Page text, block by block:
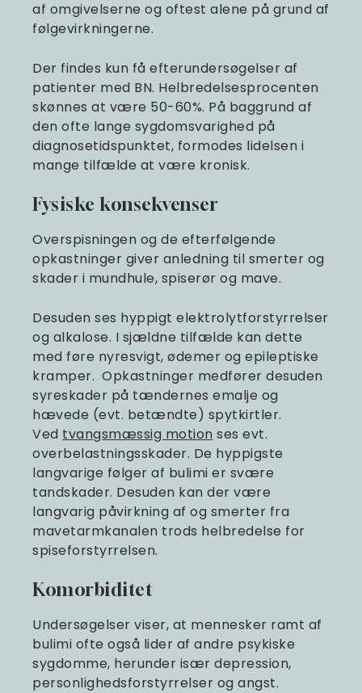
af omgivelserne og oftest alene på grund af
følgevirkningerne.
Der findes kun få efterundersøgelser af
patienter med BN. Helbredelsesprocenten
skønnes at være 50-60%. På baggrund af
den ofte lange sygdomsvarighed på
diagnosetidspunktet, formodes lidelsen i
mange tilfælde at være kronisk.
Fysiske konsekvenser
Overspisningen og de efterfølgende
opkastninger giver anledning til smerter og
skader i mundhule, spiserør og mave.
Desuden ses hyppigt elektrolytforstyrrelser
og alkalose. I sjældne tilfælde kan dette
med føre nyresvigt, ødemer og epileptiske
kramper. Opkastninger medfører desuden
syreskader på tændernes emalje og
hævede (evt. betændte) spytkirtler.
Ved tvangsmæssig motion ses evt.
overbelastningsskader. De hyppigste
langvarige følger af bulimi er svære
tandskader. Desuden kan der være
langvarig påvirkning af og smerter fra
mavetarmkanalen trods helbredelse for
spiseforstyrrelsen.
Komorbiditet
Undersøgelser viser, at mennesker ramt af
bulimi ofte også lider af andre psykiske
sygdomme, herunder især depression,
personlighedsforstyrrelser og angst.